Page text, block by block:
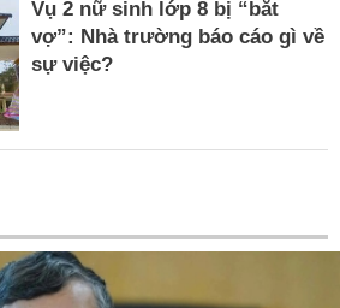
Vụ 2 nữ sinh lớp 8 bị “bắt
vợ”: Nhà trường báo cáo gì về
sự việc?